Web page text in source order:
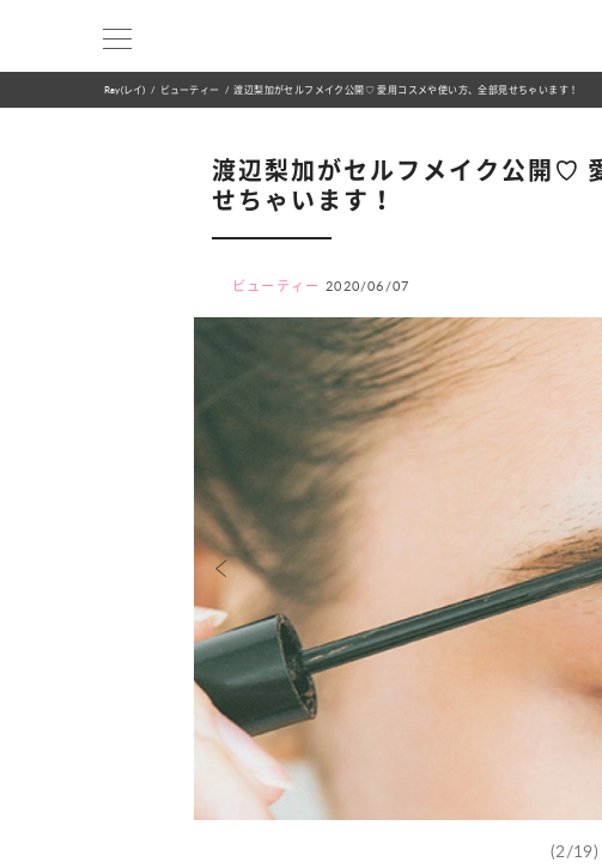
Ray(レイ) ビューティー 渡辺梨加がセルフメイク公開♡ 愛用コスメや使い方、全部見せちゃいます！
渡辺梨加がセルフメイク公開♡
せちゃいます！
ビューティー 2020/06/07
(2/19)